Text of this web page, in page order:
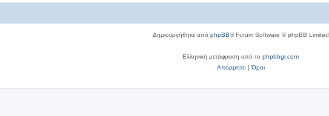
Δημιουργήθηκε από phpBB® Forum Software © phpBB Limited
Ελληνική μετάφραση από το phpbbgr.com
Απόρρητο|Όροι